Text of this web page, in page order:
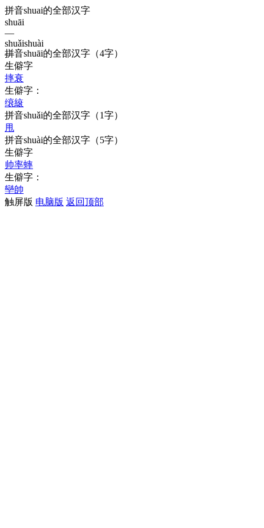
拼音shuai的全部汉字
shuāi
—
shuǎishuài
—
拼音shuāi的全部汉字 （4字）
生僻字
摔衰
生僻字：
缞縗
拼音shuǎi的全部汉字 （1字）
甩
拼音shuài的全部汉字 （5字）
生僻字
帅率蟀
生僻字：
卛帥
触屏版 电脑版 返回顶部